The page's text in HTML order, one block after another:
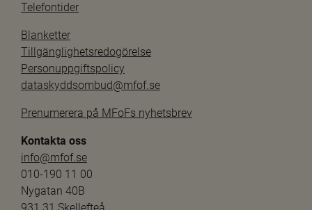
Telefontider
Blanketter
Tillgänglighetsredogörelse
Personuppgiftspolicy
dataskyddsombud@mfof.se
Prenumerera på MFoFs nyhetsbrev
Kontakta oss
info@mfof.se
010-190 11 00
Nygatan 40B